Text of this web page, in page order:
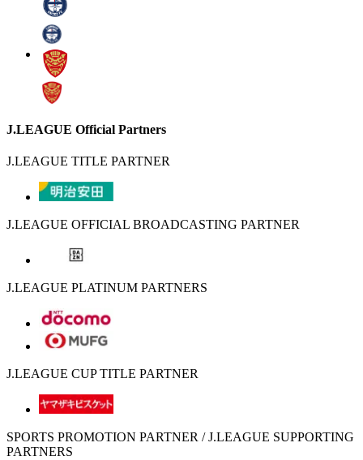
J.LEAGUE Official Partners
J.LEAGUE TITLE PARTNER
J.LEAGUE OFFICIAL BROADCASTING PARTNER
J.LEAGUE PLATINUM PARTNERS
J.LEAGUE CUP TITLE PARTNER
SPORTS PROMOTION PARTNER / J.LEAGUE SUPPORTING
PARTNERS